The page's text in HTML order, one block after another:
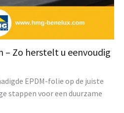
– Zo herstelt u eenvoudig
EPDM-folie op de juiste
stappen voor een duurzame